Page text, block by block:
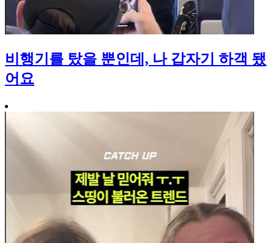
비행기를 탔을 뿐인데, 나 갑자기 하객 됐
어요